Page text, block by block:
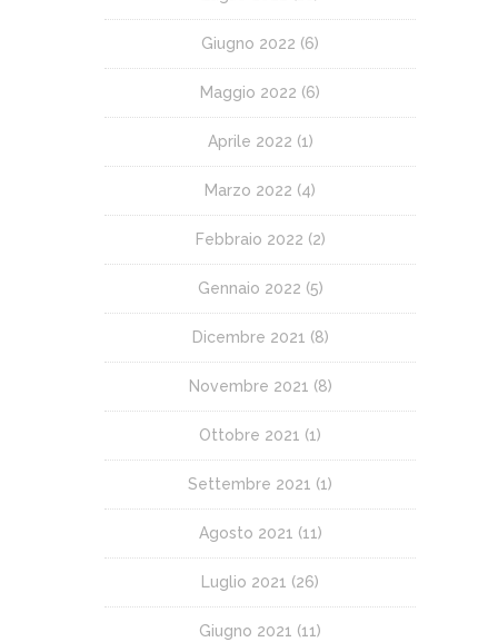
Giugno 2022 (6)
Maggio 2022 (6)
Aprile 2022 (1)
Marzo 2022 (4)
Febbraio 2022 (2)
Gennaio 2022 (5)
Dicembre 2021 (8)
Novembre 2021 (8)
Ottobre 2021 (1)
Settembre 2021 (1)
Agosto 2021 (11)
Luglio 2021 (26)
Giugno 2021 (11)